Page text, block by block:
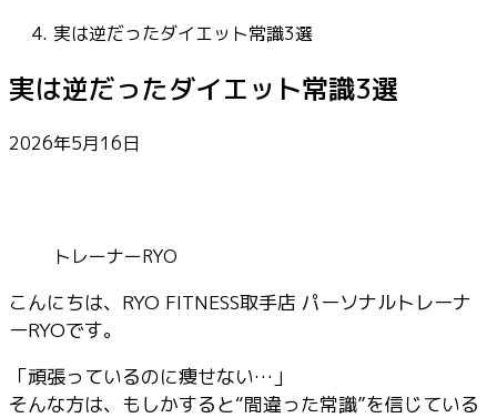
実は逆だったダイエット常識3選
実は逆だったダイエット常識3選
2026年5月16日
トレーナーRYO
こんにちは、RYO FITNESS取手店 パーソナルトレーナ
ーRYOです。
「頑張っているのに痩せない…」
そんな方は、もしかすると“間違った常識”を信じている